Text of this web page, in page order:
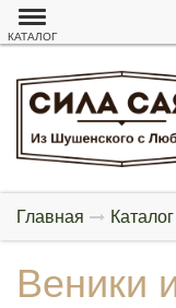
КАТАЛОГ
Главная Каталог
Веники